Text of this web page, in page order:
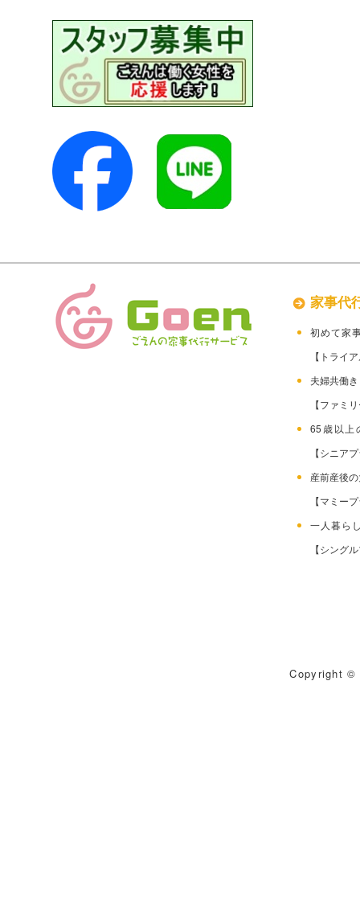
家事代
初めて家
【トライ
夫婦共働
【ファミ
65歳以
【シニア
産前産
【マミー
一人暮
【シング
Copyright